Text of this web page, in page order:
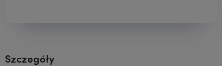
Szczegóły